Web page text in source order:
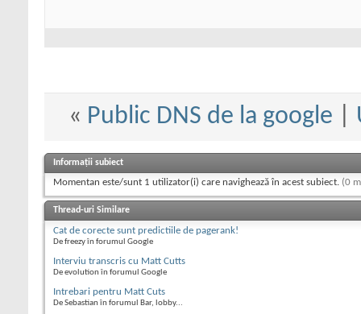
« Public DNS de la google
Informații subiect
Momentan este/sunt 1 utilizator(i) care navighează în acest subiect. (0
Thread-uri Similare
Cat de corecte sunt predictiile de pagerank!
De freezy în forumul Google
Interviu transcris cu Matt Cutts
De evolution în forumul Google
Intrebari pentru Matt Cuts
De Sebastian în forumul Bar, lobby...